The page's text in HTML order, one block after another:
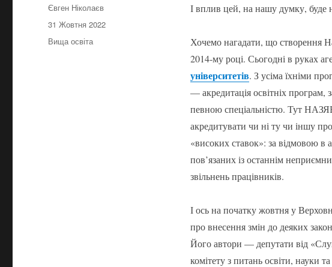
І вплив цей, на нашу думку,
Хочемо нагадати, що створення
2014-му році. Сьогодні в руках
університетів. З усіма їхніми
— акредитація освітніх програм,
певною спеціальністю. Тут
акредитувати чи ні ту чи іншу
«високих ставок»: за відмовою в
пов’язаних із останнім
звільнень працівників.
І ось на початку жовтня у
про внесення змін до деяких
Його автори — депутати від
комітету з питань освіти, науки
Автор
Євген Ніколаєв
Оприлюднено
31 Жовтня 2022
Категорії
Вища освіта